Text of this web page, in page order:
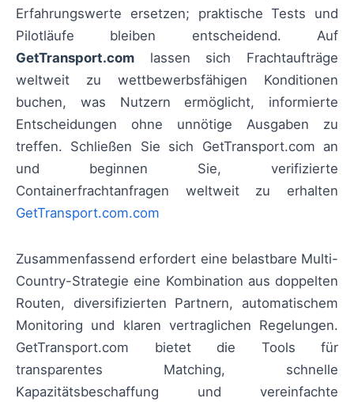
Erfahrungswerte ersetzen; praktische Tests und
Pilotläufe bleiben entscheidend. Auf
GetTransport.com lassen sich Frachtaufträge
weltweit zu wettbewerbsfähigen Konditionen
buchen, was Nutzern ermöglicht, informierte
Entscheidungen ohne unnötige Ausgaben zu
treffen. Schließen Sie sich GetTransport.com an
und beginnen Sie, verifizierte
Containerfrachtanfragen weltweit zu erhalten
GetTransport.com.com
Zusammenfassend erfordert eine belastbare Multi-
Country-Strategie eine Kombination aus doppelten
Routen, diversifizierten Partnern, automatischem
Monitoring und klaren vertraglichen Regelungen.
GetTransport.com bietet die Tools für
transparentes Matching, schnelle
Kapazitätsbeschaffung und vereinfachte